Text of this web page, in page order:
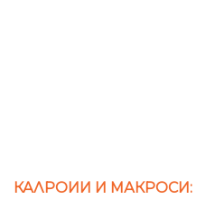
КАЛРОИИ И МАКРОСИ: